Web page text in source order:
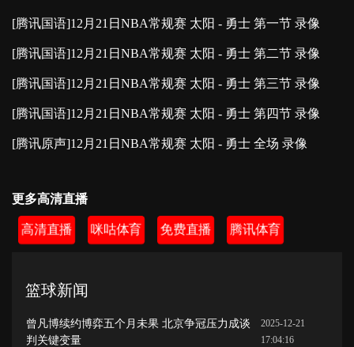
[腾讯国语]12月21日NBA常规赛 太阳 - 勇士 第一节 录像
[腾讯国语]12月21日NBA常规赛 太阳 - 勇士 第二节 录像
[腾讯国语]12月21日NBA常规赛 太阳 - 勇士 第三节 录像
[腾讯国语]12月21日NBA常规赛 太阳 - 勇士 第四节 录像
[腾讯原声]12月21日NBA常规赛 太阳 - 勇士 全场 录像
更多高清直播
高清直播 咪咕体育 免费直播 腾讯体育
篮球新闻
曾凡博续约博弈五个月未果 北京争冠压力成谈
判关键变量
2025-12-21
17:04:16